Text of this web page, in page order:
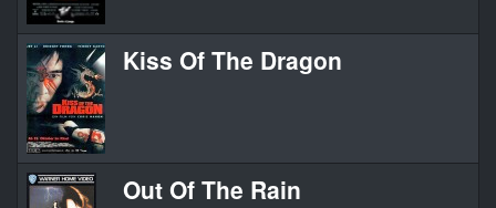
Kiss Of The Dragon
Out Of The Rain